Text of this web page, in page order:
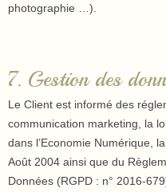
photographie …).
7. Gestion des
Le Client est informé des
communication marketing, la
dans l’Economie Numérique,
Août 2004 ainsi que du
Données (RGPD : n° 2016-